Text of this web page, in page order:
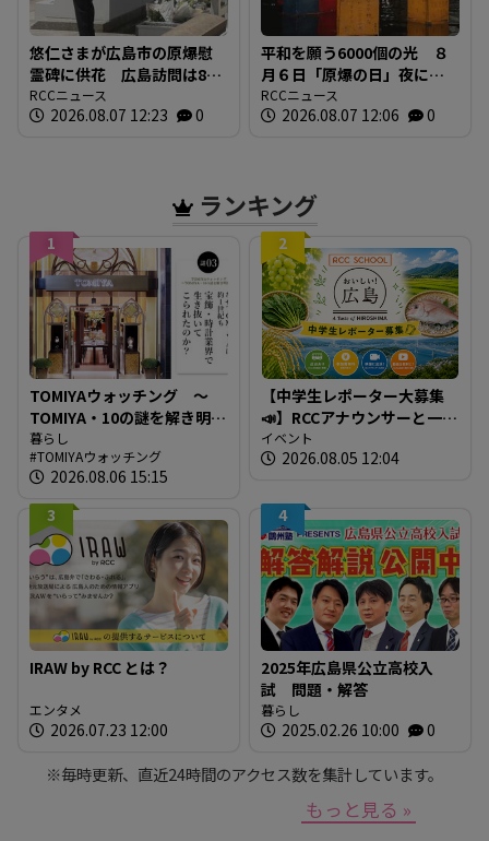
悠仁さまが広島市の原爆慰
霊碑に供花 広島訪問は8年
ぶり
RCCニュース
2026.08.07 12:23 0
平和を願う6000個の光 ８
月６日「原爆の日」夜に、
犠牲者を追悼する灯ろう流
し 原爆ドーム前を流れる
RCCニュース
2026.08.07 12:06 0
ランキング
1
TOMIYAウォッチング ～
TOMIYA・10の謎を解き明か
す～ 謎03 「なぜTOMIYAは
約1世紀も宝飾・時計業界で
生き抜いてこられたの
か？」
暮らし
TOMIYAウォッチング
2026.08.06 15:15
2
【中学生レポーター大募集
📣】RCCアナウンサーと一緒
に「広島の食」の現場を取
材しよう！
イベント
2026.08.05 12:04
3
IRAW by RCC とは？
エンタメ
2026.07.23 12:00
4
2025年広島県公立高校入
試 問題・解答
暮らし
2025.02.26 10:00 0
※毎時更新、直近24時間のアクセス数を集計しています。
もっと見る »